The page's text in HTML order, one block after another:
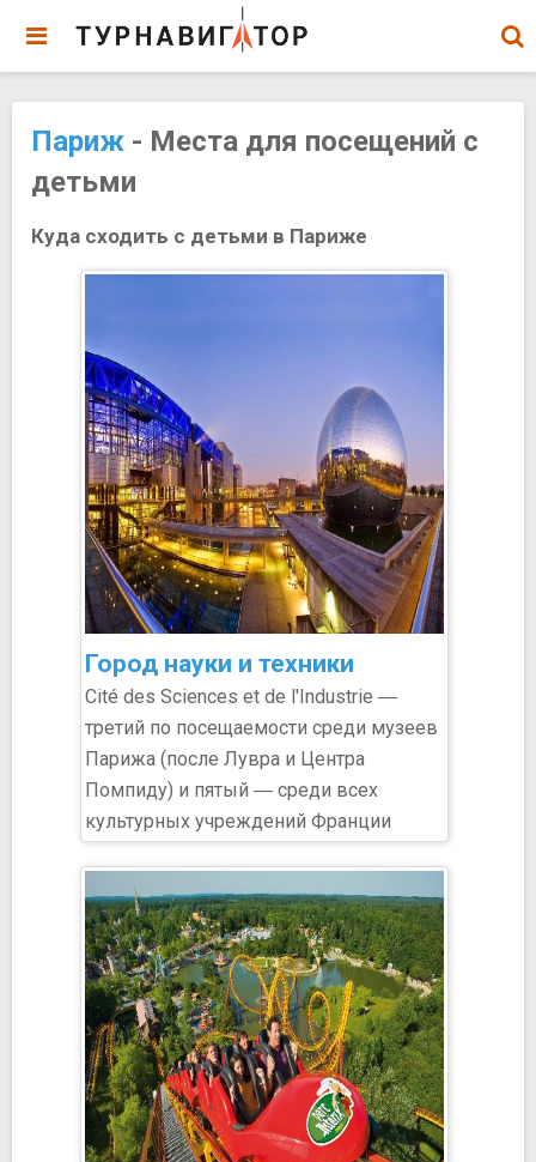
Париж - Места для посещений с
детьми
Куда сходить с детьми в Париже
Город науки и техники
Cité des Sciences et de l'Industrie ―
третий по посещаемости среди музеев
Парижа (после Лувра и Центра
Помпиду) и пятый ― среди всех
культурных учреждений Франции